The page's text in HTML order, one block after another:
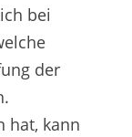
bei
der
hat, kann